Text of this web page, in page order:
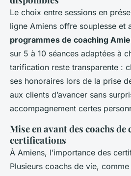
Le choix entre sessions en
ligne Amiens offre souplesse et
programmes de coaching
sur 5 à 10 séances adaptées à
tarification reste transparente :
ses honoraires lors de la prise
aux clients d’avancer sans
accompagnement certes
Mise en avant des coachs de
certifications
À Amiens, l’importance des
Plusieurs coachs de vie,